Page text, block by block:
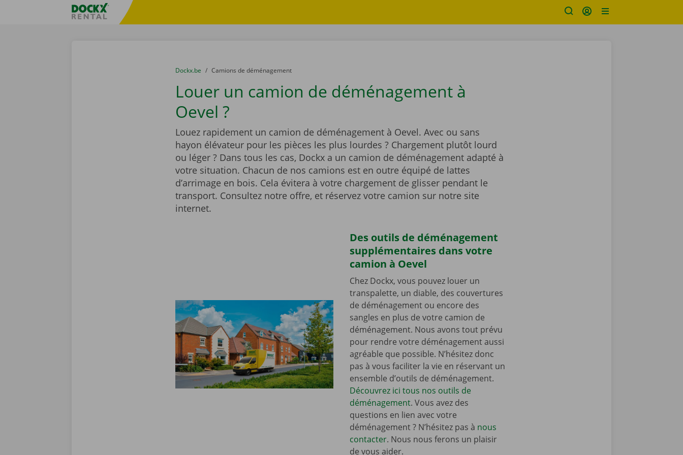
sitename
You are here:
du
Dockx.be to
Camions de déménagement
Louer un camion de déménagement à
Oevel ?
Louez rapidement un camion de déménagement à Oevel. Avec ou sans
hayon élévateur pour les pièces les plus lourdes ? Chargement plutôt lourd
ou léger ? Dans tous les cas, Dockx a un camion de déménagement adapté à
votre situation. Chacun de nos camions est en outre équipé de lattes
d’arrimage en bois. Cela évitera à votre chargement de glisser pendant le
transport. Consultez notre offre, et réservez votre camion sur notre site
internet.
Des outils de déménagement
supplémentaires dans votre
camion à Oevel
Chez Dockx, vous pouvez louer un
transpalette, un diable, des couvertures
de déménagement ou encore des
sangles en plus de votre camion de
déménagement. Nous avons tout prévu
pour rendre votre déménagement aussi
agréable que possible. N’hésitez donc
pas à vous faciliter la vie en réservant un
ensemble d’outils de déménagement.
Découvrez ici tous nos outils de
déménagement. Vous avez des
questions en lien avec votre
déménagement ? N’hésitez pas à nous
contacter. Nous nous ferons un plaisir
de vous aider.